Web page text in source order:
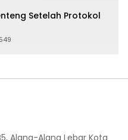
Setelah Protokol